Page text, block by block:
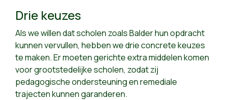
Drie keuzes
Als we willen dat scholen zoals Balder hun opdracht
kunnen vervullen, hebben we drie concrete keuzes
te maken. Er moeten gerichte extra middelen komen
voor grootstedelijke scholen, zodat zij
pedagogische ondersteuning en remediale
trajecten kunnen garanderen.